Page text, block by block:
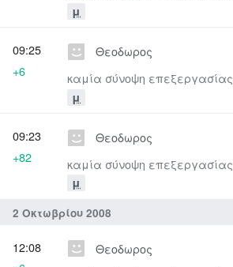
μ
Θεοδωρος
καμία σύνοψη επεξεργασίας
μ
09:25
+6
Θεοδωρος
καμία σύνοψη επεξεργασίας
μ
09:23
+82
2 Οκτωβρίου 2008
Θεοδωρος
12:08